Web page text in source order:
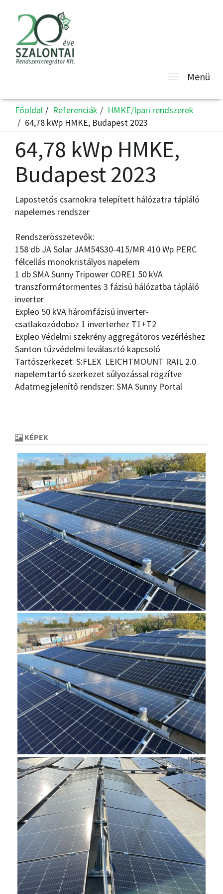
Toggle
Menü
Főoldal Referenciák
HMKE/Ipari rendszerek
64,78 kWp HMKE, Budapest 2023
64,78 kWp HMKE,
Budapest 2023
Lapostetős csarnokra telepített hálózatra tápláló
napelemes rendszer
Rendszerösszetevők:
158 db JA Solar JAM54S30-415/MR 410 Wp PERC
félcellás monokristályos napelem
1 db SMA Sunny Tripower CORE1 50 kVA
transzformátormentes 3 fázisú hálózatba tápláló
inverter
Expleo 50 kVA háromfázisú inverter-
csatlakozódoboz 1 inverterhez T1+T2
Expleo Védelmi szekrény aggregátoros vezérléshez
Santon tűzvédelmi leválasztó kapcsoló
Tartószerkezet: S:FLEX LEICHTMOUNT RAIL 2.0
napelemtartó szerkezet súlyozással rögzítve
Adatmegjelenítő rendszer: SMA Sunny Portal
KÉPEK